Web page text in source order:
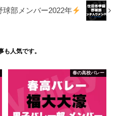
球部メンバー2022年
も人気です。
春の高校バレー